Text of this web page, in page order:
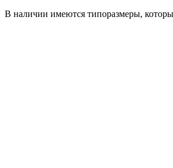
В наличии имеются типоразмеры,